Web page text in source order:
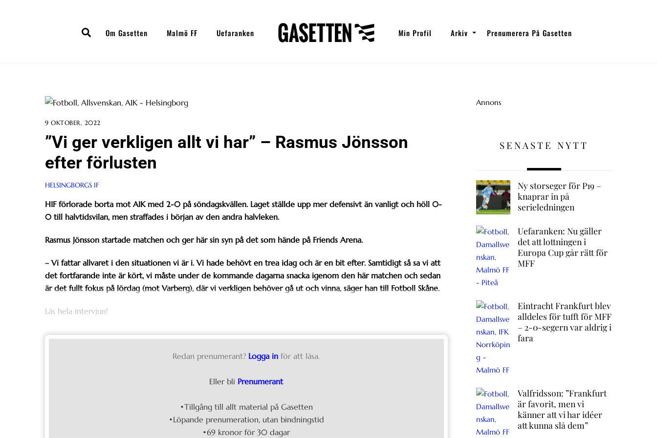
SearchOm Gasetten Malmö FF Uefaranken Min Profil Arkiv Prenumerera På Gasetten
9 OKTOBER, 2022
”Vi ger verkligen allt vi har” – Rasmus Jönsson
efter förlusten
HELSINGBORGS IF
HIF förlorade borta mot AIK med 2-0 på söndagskvällen. Laget ställde upp mer defensivt än vanligt och höll 0-
0 till halvtidsvilan, men straffades i början av den andra halvleken.
Rasmus Jönsson startade matchen och ger här sin syn på det som hände på Friends Arena.
– Vi fattar allvaret i den situationen vi är i. Vi hade behövt en trea idag och är en bit efter. Samtidigt så sa vi att
det fortfarande inte är kört, vi måste under de kommande dagarna snacka igenom den här matchen och sedan
är det fullt fokus på lördag (mot Varberg), där vi verkligen behöver gå ut och vinna, säger han till Fotboll Skåne.
Läs hela intervjun!
Redan prenumerant? Logga in för att läsa.
Eller bli Prenumerant
•Tillgång till allt material på Gasetten
•Löpande prenumeration, utan bindningstid
•69 kronor för 30 dagar
Annons
SENASTE NYTT
Ny storseger för P19 –
knaprar in på
serieledningen
Uefaranken: Nu gäller
det att lottningen i
Europa Cup går rätt för
MFF
Eintracht Frankfurt blev
alldeles för tufft för MFF
– 2-0-segern var aldrig i
fara
Valfridsson: ”Frankfurt
är favorit, men vi
känner att vi har idéer
att kunna slå dem”